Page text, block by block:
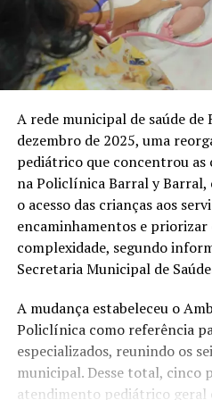
A rede municipal de saúde de
dezembro de 2025, uma
pediátrico que concentrou as
na Policlínica Barral y
o acesso das crianças aos
encaminhamentos e priorizar
complexidade, segundo
Secretaria Municipal de
A mudança estabeleceu o
Policlínica como referência
especializados, reunindo os
municipal. Desse total, cinco
atendimento pediátrico geral